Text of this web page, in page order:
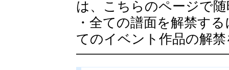
は、こちらのページで
・全ての譜面を解禁す
てのイベント作品の解